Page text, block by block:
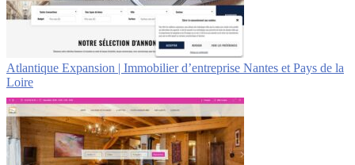
Atlantique Expansion | Immobilier d’entreprise Nantes et Pays de la
Loire